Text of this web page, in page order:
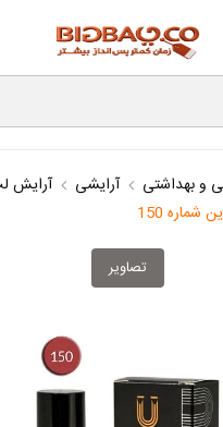
و بهداشتی آرایشی
آرایش
150
تصاویر